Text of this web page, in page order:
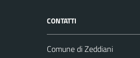
CONTATTI
Comune di Zeddiani